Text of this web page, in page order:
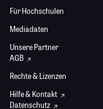
Für Hochschulen
Mediadaten
Unsere Partner
AGB
Rechte & Lizenzen
Hilfe & Kontakt
Datenschutz